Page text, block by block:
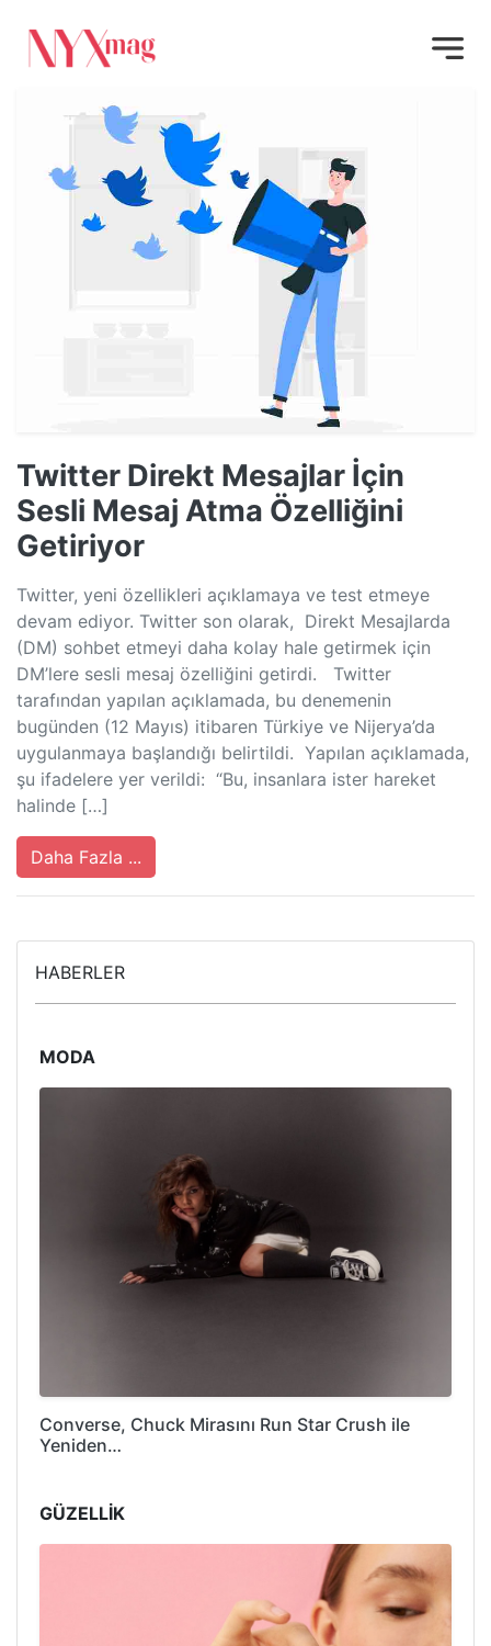
Twitter Direkt Mesajlar İçin
Sesli Mesaj Atma Özelliğini
Getiriyor
Twitter, yeni özellikleri açıklamaya ve test etmeye
devam ediyor. Twitter son olarak, Direkt Mesajlarda
(DM) sohbet etmeyi daha kolay hale getirmek için
DM’lere sesli mesaj özelliğini getirdi. Twitter
tarafından yapılan açıklamada, bu denemenin
bugünden (12 Mayıs) itibaren Türkiye ve Nijerya’da
uygulanmaya başlandığı belirtildi. Yapılan açıklamada,
şu ifadelere yer verildi: “Bu, insanlara ister hareket
halinde […]
Daha Fazla ...
HABERLER
MODA
Converse, Chuck Mirasını Run Star Crush ile
Yeniden…
GÜZELLİK